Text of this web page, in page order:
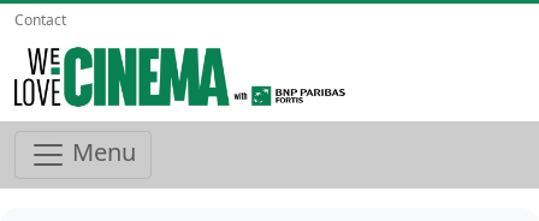
Contact
Menu